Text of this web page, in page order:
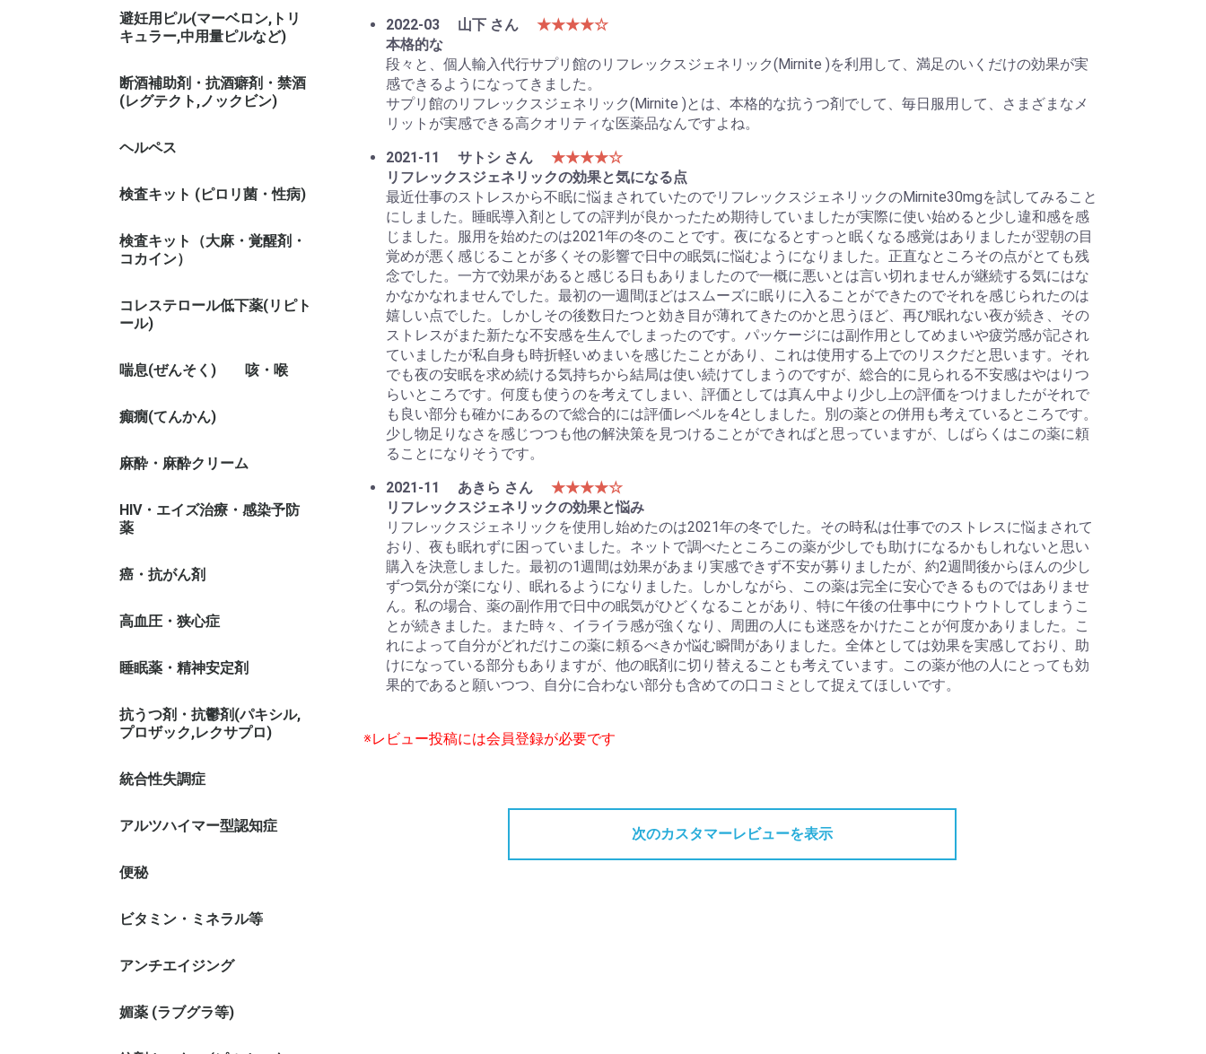
避妊用ピル(マーベロン,トリ
キュラー,中用量ピルなど)
断酒補助剤・抗酒癖剤・禁酒
(レグテクト,ノックビン)
ヘルペス
検査キット (ピロリ菌・性病)
検査キット（大麻・覚醒剤・
コカイン）
コレステロール低下薬(リピト
ール)
喘息(ぜんそく) 咳・喉
癲癇(てんかん)
麻酔・麻酔クリーム
HIV・エイズ治療・感染予防
薬
癌・抗がん剤
高血圧・狭心症
睡眠薬・精神安定剤
抗うつ剤・抗鬱剤(パキシル,
プロザック,レクサプロ)
統合性失調症
アルツハイマー型認知症
便秘
ビタミン・ミネラル等
アンチエイジング
媚薬 (ラブグラ等)
2022-03
山下 さん
★★★★☆
本格的な
段々と、個人輸入代行サプリ館のリフレックスジェネリック(Mirnite )を利用して、満足のいくだけの効果が実
感できるようになってきました。
サプリ館のリフレックスジェネリック(Mirnite )とは、本格的な抗うつ剤でして、毎日服用して、さまざまなメ
リットが実感できる高クオリティな医薬品なんですよね。
2021-11
サトシ さん
★★★★☆
リフレックスジェネリックの効果と気になる点
最近仕事のストレスから不眠に悩まされていたのでリフレックスジェネリックのMirnite30mgを試してみること
にしました。睡眠導入剤としての評判が良かったため期待していましたが実際に使い始めると少し違和感を感
じました。服用を始めたのは2021年の冬のことです。夜になるとすっと眠くなる感覚はありましたが翌朝の目
覚めが悪く感じることが多くその影響で日中の眠気に悩むようになりました。正直なところその点がとても残
念でした。一方で効果があると感じる日もありましたので一概に悪いとは言い切れませんが継続する気にはな
かなかなれませんでした。最初の一週間ほどはスムーズに眠りに入ることができたのでそれを感じられたのは
嬉しい点でした。しかしその後数日たつと効き目が薄れてきたのかと思うほど、再び眠れない夜が続き、その
ストレスがまた新たな不安感を生んでしまったのです。パッケージには副作用としてめまいや疲労感が記され
ていましたが私自身も時折軽いめまいを感じたことがあり、これは使用する上でのリスクだと思います。それ
でも夜の安眠を求め続ける気持ちから結局は使い続けてしまうのですが、総合的に見られる不安感はやはりつ
らいところです。何度も使うのを考えてしまい、評価としては真ん中より少し上の評価をつけましたがそれで
も良い部分も確かにあるので総合的には評価レベルを4としました。別の薬との併用も考えているところです。
少し物足りなさを感じつつも他の解決策を見つけることができればと思っていますが、しばらくはこの薬に頼
ることになりそうです。
2021-11
あきら さん
★★★★☆
リフレックスジェネリックの効果と悩み
リフレックスジェネリックを使用し始めたのは2021年の冬でした。その時私は仕事でのストレスに悩まされて
おり、夜も眠れずに困っていました。ネットで調べたところこの薬が少しでも助けになるかもしれないと思い
購入を決意しました。最初の1週間は効果があまり実感できず不安が募りましたが、約2週間後からほんの少し
ずつ気分が楽になり、眠れるようになりました。しかしながら、この薬は完全に安心できるものではありませ
ん。私の場合、薬の副作用で日中の眠気がひどくなることがあり、特に午後の仕事中にウトウトしてしまうこ
とが続きました。また時々、イライラ感が強くなり、周囲の人にも迷惑をかけたことが何度かありました。こ
れによって自分がどれだけこの薬に頼るべきか悩む瞬間がありました。全体としては効果を実感しており、助
けになっている部分もありますが、他の眠剤に切り替えることも考えています。この薬が他の人にとっても効
果的であると願いつつ、自分に合わない部分も含めての口コミとして捉えてほしいです。
※レビュー投稿には会員登録が必要です
次のカスタマーレビューを表示